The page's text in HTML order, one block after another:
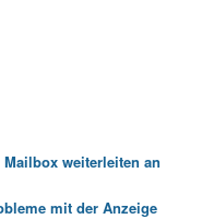
weiterleiten an
mit der Anzeige